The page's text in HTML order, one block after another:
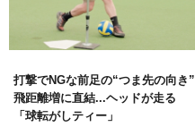
打撃でNGな前足の“つま先の向き”
飛距離増に直結...ヘッドが走る
「球転がしティー」